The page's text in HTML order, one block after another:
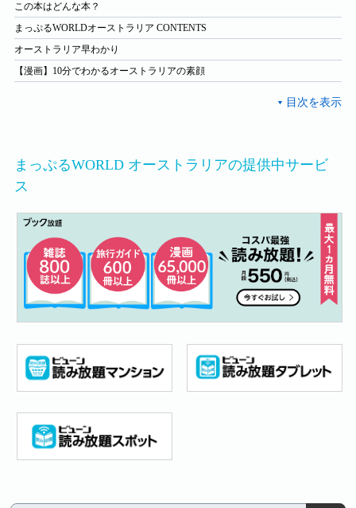
この本はどんな本？
まっぷるWORLDオーストラリア CONTENTS
オーストラリア早わかり
【漫画】10分でわかるオーストラリアの素顔
まっぷるWORLD オーストラリアの提供中サービ
ス